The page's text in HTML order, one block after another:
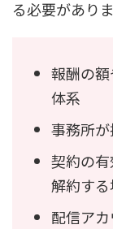
る必要がありま
報酬の
体系
事務所
契約の
解約す
配信ア